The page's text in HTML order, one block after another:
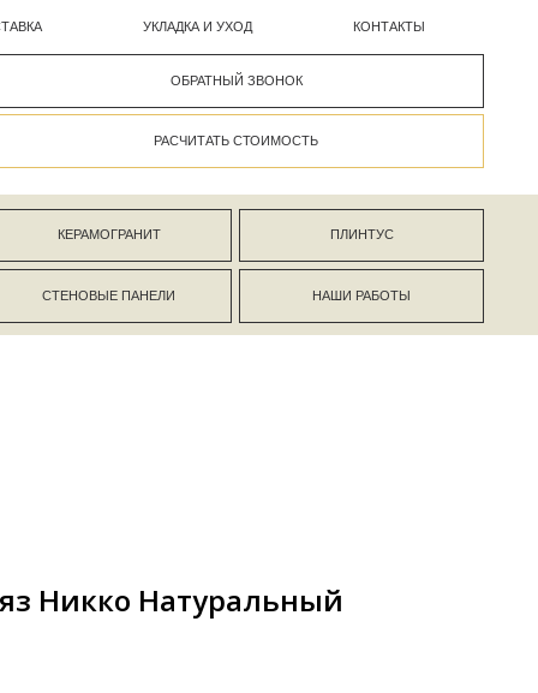
КОНТАКТЫ
УКЛАДКА И УХОД
НАШИ РАБОТЫ
ПЛИНТУС
Никко Натуральный